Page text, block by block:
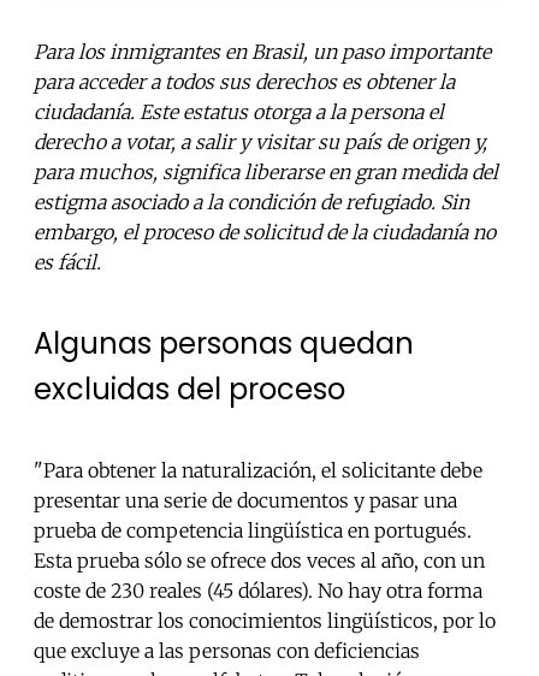
Para los inmigrantes en Brasil, un paso importante
para acceder a todos sus derechos es obtener la
ciudadanía. Este estatus otorga a la persona el
derecho a votar, a salir y visitar su país de origen y,
para muchos, significa liberarse en gran medida del
estigma asociado a la condición de refugiado. Sin
embargo, el proceso de solicitud de la ciudadanía no
es fácil.
Algunas personas quedan
excluidas del proceso
"Para obtener la naturalización, el solicitante debe
presentar una serie de documentos y pasar una
prueba de competencia lingüística en portugués.
Esta prueba sólo se ofrece dos veces al año, con un
coste de 230 reales (45 dólares). No hay otra forma
de demostrar los conocimientos lingüísticos, por lo
que excluye a las personas con deficiencias